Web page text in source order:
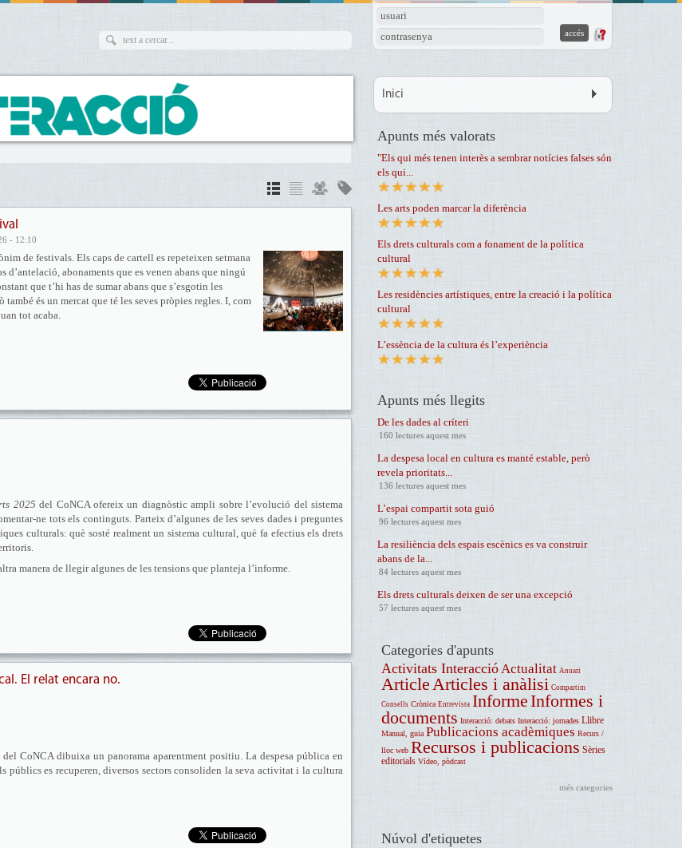
usuari
contrasenya
- 12:10
de festivals. Els caps de cartell es repeteixen setmana
d’antelació, abonaments que es venen abans que ningú
que t’hi has de sumar abans que s’esgotin les
és un mercat que té les seves pròpies regles. I, com
tot acaba.
2025 del CoNCA ofereix un diagnòstic ampli sobre l’evolució del sistema
ne tots els continguts. Parteix d’algunes de les seves dades i preguntes
culturals: què sosté realment un sistema cultural, què fa efectius els drets
manera de llegir algunes de les tensions que planteja l’informe.
El relat encara no.
del CoNCA dibuixa un panorama aparentment positiu. La despesa pública en
públics es recuperen, diversos sectors consoliden la seva activitat i la cultura
Inici
Apunts més valorats
"Els qui més tenen interès a sembrar notícies falses són
els qui...
Les arts poden marcar la diferència
Els drets culturals com a fonament de la política
cultural
Les residències artístiques, entre la creació i la política
cultural
L’essència de la cultura és l’experiència
Apunts més llegits
De les dades al críteri
160 lectures aquest mes
La despesa local en cultura es manté estable, però
revela prioritats...
136 lectures aquest mes
L’espai compartit sota guió
96 lectures aquest mes
La resiliència dels espais escènics es va construir
abans de la...
84 lectures aquest mes
Els drets culturals deixen de ser una excepció
57 lectures aquest mes
Categories d'apunts
Activitats InteraccióActualitat Anuari
ArticleArticles i anàlisi Compartim
Consells Crònica Entrevista InformeInformes i
documents Interacció: debats Interacció: jornades Llibre
Manual, guia Publicacions acadèmiques Recurs /
lloc web Recursos i publicacions Sèries
editorials Vídeo, pòdcast
més categories
Núvol d'etiquetes